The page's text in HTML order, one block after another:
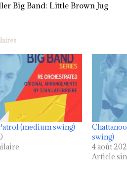
Big Band: Little Brown Jug
(medium swing)
swing)
4 août
Article